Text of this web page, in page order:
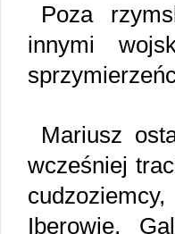
Poza
innymi
Mariusz
wcześniej
Iberowie,